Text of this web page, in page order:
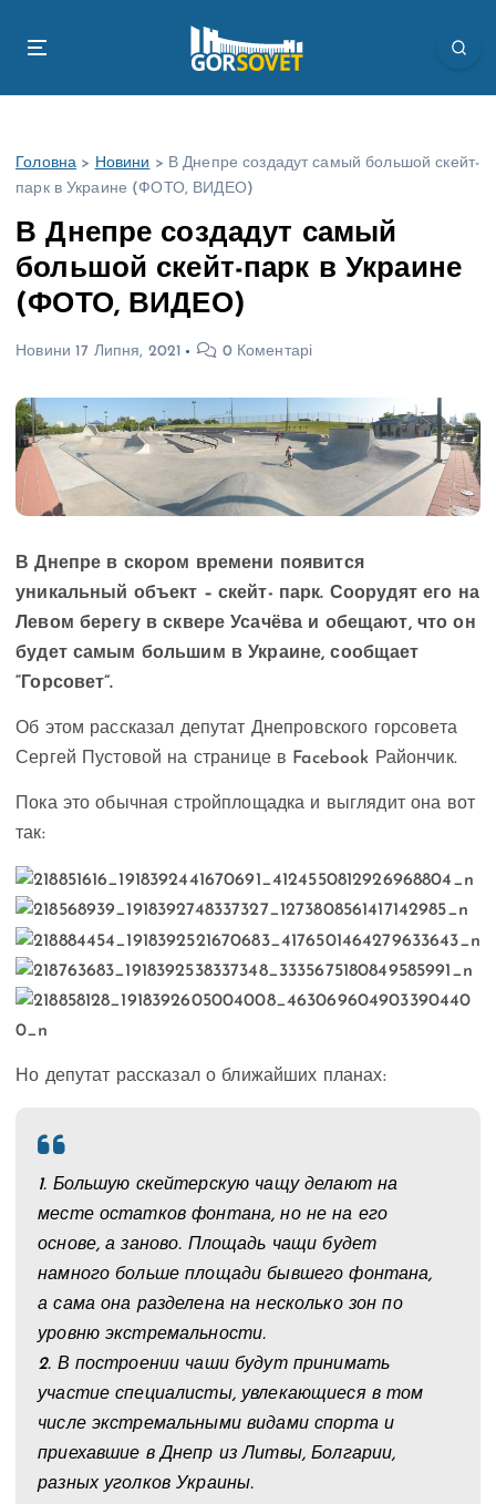
Головна > Новини > В Днепре создадут самый большой скейт-
парк в Украине (ФОТО, ВИДЕО)
В Днепре создадут самый
большой скейт-парк в Украине
(ФОТО, ВИДЕО)
Новини 17 Липня, 2021 0 Коментарі
В Днепре в скором времени появится
уникальный объект – скейт- парк. Соорудят его на
Левом берегу в сквере Усачёва и обещают, что он
будет самым большим в Украине, сообщает
“Горсовет”.
Об этом рассказал депутат Днепровского горсовета
Сергей Пустовой на странице в Facebook Райончик.
Пока это обычная стройплощадка и выглядит она вот
так:
Но депутат рассказал о ближайших планах:
1. Большую скейтерскую чащу делают на
месте остатков фонтана, но не на его
основе, а заново. Площадь чащи будет
намного больше площади бывшего фонтана,
а сама она разделена на несколько зон по
уровню экстремальности.
2. В построении чаши будут принимать
участие специалисты, увлекающиеся в том
числе экстремальными видами спорта и
приехавшие в Днепр из Литвы, Болгарии,
разных уголков Украины.